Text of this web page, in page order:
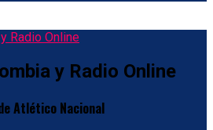
y Radio Online
Atlético Nacional